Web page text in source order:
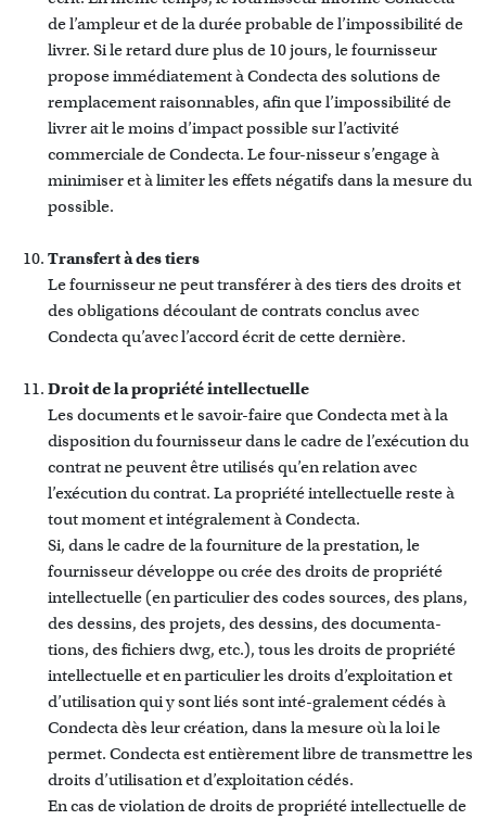
de l’ampleur et de la durée probable de l’impossibilité de
livrer. Si le retard dure plus de 10 jours, le fournisseur
propose immédiatement à Condecta des solutions de
remplacement raisonnables, afin que l’impossibilité de
livrer ait le moins d’impact possible sur l’activité
commerciale de Condecta. Le four-nisseur s’engage à
minimiser et à limiter les effets négatifs dans la mesure du
possible.
Transfert à des tiers
Le fournisseur ne peut transférer à des tiers des droits et
des obligations découlant de contrats conclus avec
Condecta qu’avec l’accord écrit de cette dernière.
Droit de la propriété intellectuelle
Les documents et le savoir-faire que Condecta met à la
disposition du fournisseur dans le cadre de l’exécution du
contrat ne peuvent être utilisés qu’en relation avec
l’exécution du contrat. La propriété intellectuelle reste à
tout moment et intégralement à Condecta.
Si, dans le cadre de la fourniture de la prestation, le
fournisseur développe ou crée des droits de propriété
intellectuelle (en particulier des codes sources, des plans,
des dessins, des projets, des dessins, des documenta-
tions, des fichiers dwg, etc.), tous les droits de propriété
intellectuelle et en particulier les droits d’exploitation et
d’utilisation qui y sont liés sont inté-gralement cédés à
Condecta dès leur création, dans la mesure où la loi le
permet. Condecta est entièrement libre de transmettre les
droits d’utilisation et d’exploitation cédés.
En cas de violation de droits de propriété intellectuelle de